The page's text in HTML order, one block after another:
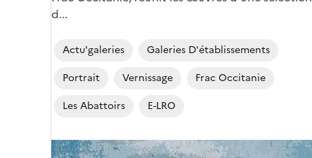
d...
Actu'galeries
Galeries D'établissements
Portrait
Vernissage
Frac Occitanie
Les Abattoirs
E-LRO
Image